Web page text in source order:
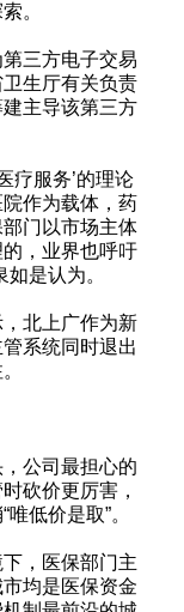
。
三方电子交易
生厅有关负责
主导该第三方
疗服务’的理论
作为载体，药
门以市场主体
，业界也呼吁
是认为。
北上广作为新
系统同时退出
公司最担心的
砍价更厉害，
低价是取”。
，医保部门主
均是医保资金